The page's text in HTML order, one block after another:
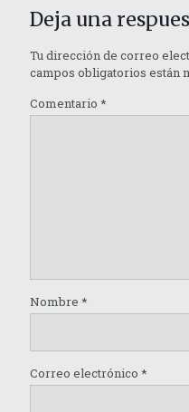
Deja una
Tu dirección de correo
campos obligatorios están
Comentario *
Nombre *
Correo electrónico *